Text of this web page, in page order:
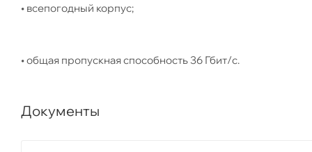
• всепогодный корпус;
• общая пропускная способность 36 Гбит/с.
Документы